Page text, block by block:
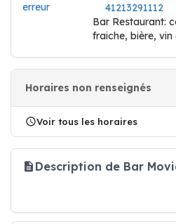
erreur
41213291112
Bar Restaurant:
fraiche, bière,
Horaires non renseignés
Voir tous les horaires
Description de Bar